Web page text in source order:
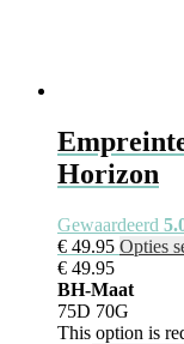
Horizon
Gewaardeerd
€ 49.95 Opties
€ 49.95
BH-Maat
75D 70G
This option is